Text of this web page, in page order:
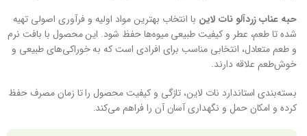
حبه عناب زردآلو نات لاین با انتخاب بهترین مواد اولیه و فرآوری اصولی تهیه
شده تا طعم، عطر و کیفیت طبیعی میوه‌ها حفظ شود. این محصول با بافت نرم
و طعم متعادل، انتخابی مناسب برای افرادی است که به خوراکی‌های طبیعی و
خوش‌طعم علاقه دارند.
بسته‌بندی استاندارد نات لاین، تازگی و کیفیت محصول را تا زمان مصرف حفظ
کرده و امکان حمل و نگهداری آسان آن را فراهم می‌کند.